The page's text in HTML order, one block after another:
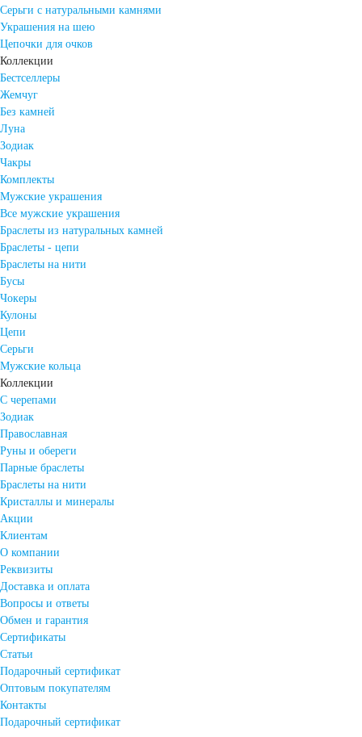
Серьги с натуральными камнями
Украшения на шею
Цепочки для очков
Коллекции
Бестселлеры
Жемчуг
Без камней
Луна
Зодиак
Чакры
Комплекты
Мужские украшения
Все мужские украшения
Браслеты из натуральных камней
Браслеты - цепи
Браслеты на нити
Бусы
Чокеры
Кулоны
Цепи
Серьги
Мужские кольца
Коллекции
С черепами
Зодиак
Православная
Руны и обереги
Парные браслеты
Браслеты на нити
Кристаллы и минералы
Акции
Клиентам
О компании
Реквизиты
Доставка и оплата
Вопросы и ответы
Обмен и гарантия
Сертификаты
Статьи
Подарочный сертификат
Оптовым покупателям
Контакты
Подарочный сертификат